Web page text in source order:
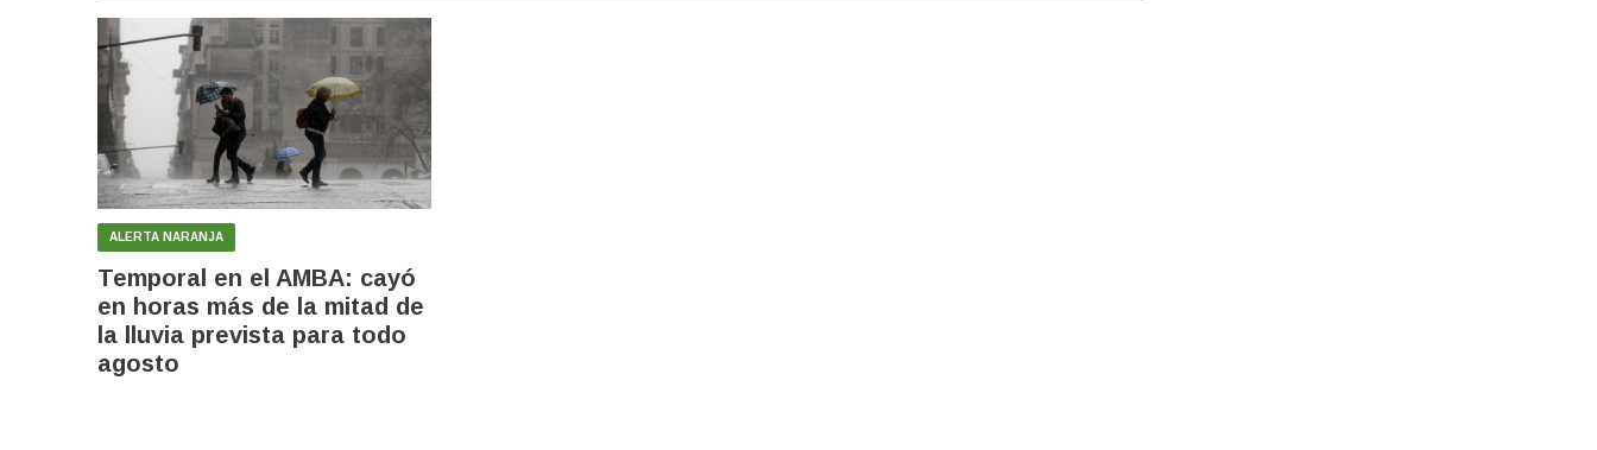
ALERTA NARANJA
Temporal en el AMBA: cayó
en horas más de la mitad de
la lluvia prevista para todo
agosto